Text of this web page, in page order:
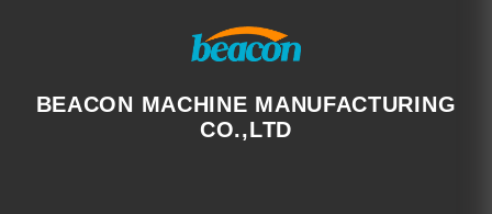
BEACON MACHINE MANUFACTURING
CO.,LTD